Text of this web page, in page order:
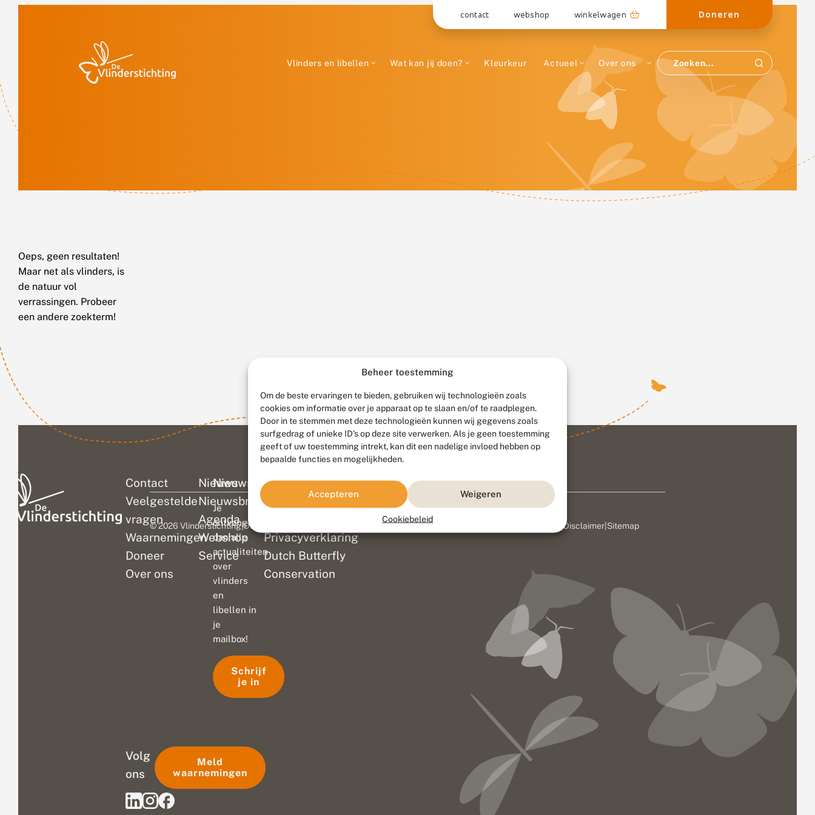
Beheer toestemming
Om de beste ervaringen te bieden, gebruiken wij technologieën zoals
cookies om informatie over je apparaat op te slaan en/of te raadplegen.
Door in te stemmen met deze technologieën kunnen wij gegevens zoals
surfgedrag of unieke ID's op deze site verwerken. Als je geen toestemming
geeft of uw toestemming intrekt, kan dit een nadelige invloed hebben op
bepaalde functies en mogelijkheden.
Accepteren Weigeren
Cookiebeleid
contact webshop winkelwagen Doneren
Vlinders en libellen Wat kan jij doen? Kleurkeur Actueel Over ons
Oeps, geen resultaten!
Maar net als vlinders, is
de natuur vol
verrassingen. Probeer
een andere zoekterm!
Contact
Veelgestelde
vragen
Waarnemingen
Doneer
Over ons
Nieuws
Nieuwsbrief
Agenda
Webshop
Service
Colofon
Disclaimer
Privacyverklaring
Dutch Butterfly
Conservation
Nieuwsbrief
Je
ontvangt
dan alle
actualiteiten
over
vlinders
en
libellen in
je
mailbox!
Schrijf
je in
Volg
ons
Meld
waarnemingen
© 2026 Vlinderstichting|Duurzaam ontwikkeld door Go2People, ontworpen door Disclaimer Sitemap